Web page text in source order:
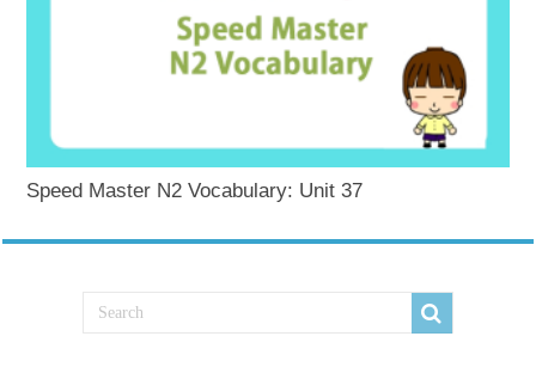
Speed Master N2 Vocabulary: Unit 37